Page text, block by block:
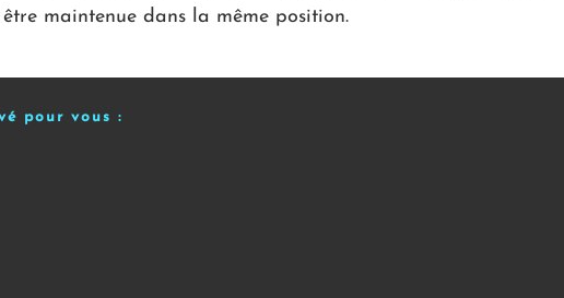
maintenue dans la même position.
pour vous :